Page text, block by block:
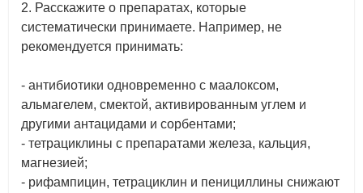
2. Расскажите о препаратах, которые
систематически принимаете. Например, не
рекомендуется принимать:
- антибиотики одновременно с маалоксом,
альмагелем, смектой, активированным углем и
другими антацидами и сорбентами;
- тетрациклины с препаратами железа, кальция,
магнезией;
- рифампицин, тетрациклин и пенициллины снижают